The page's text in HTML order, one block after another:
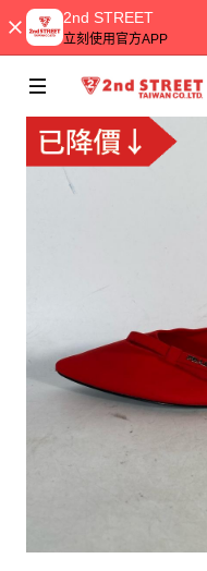
2nd STREET
立刻使用官方APP